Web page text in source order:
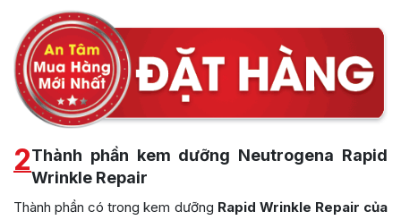
2Thành phần kem dưỡng Neutrogena Rapid
Wrinkle Repair
Thành phần có trong kem dưỡng Rapid Wrinkle Repair của